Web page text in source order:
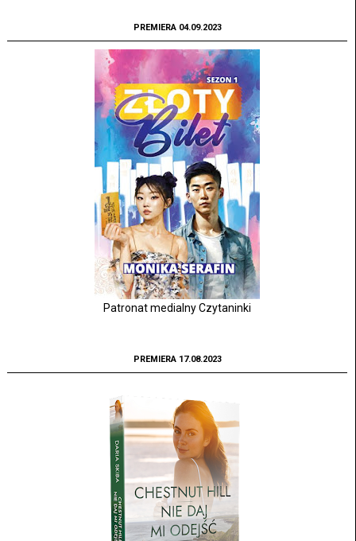
PREMIERA 04.09.2023
Patronat medialny Czytaninki
PREMIERA 17.08.2023